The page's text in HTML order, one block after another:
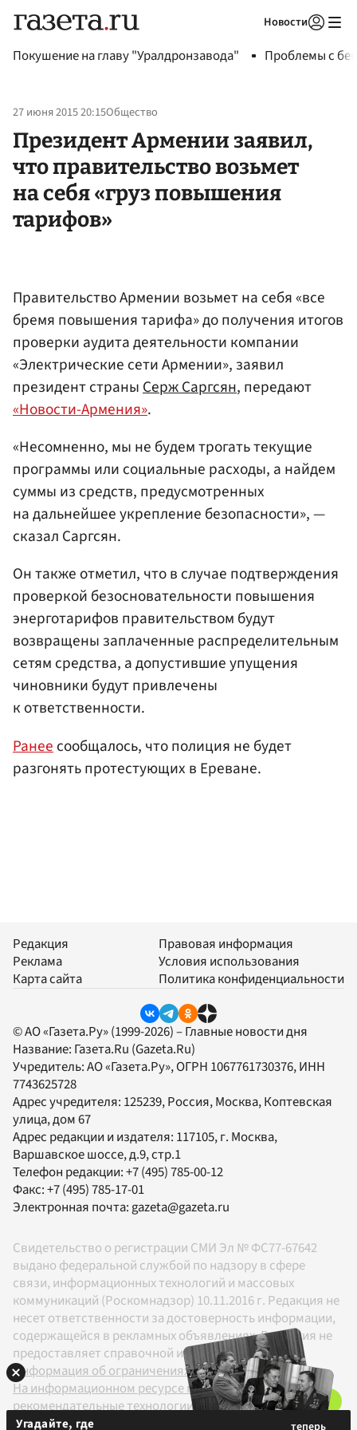
Новости
Покушение на главу "Уралдронзавода" Проблемы с
27 июня 2015 20:15Общество
Президент Армении заявил,
что правительство возьмет
на себя «груз повышения
тарифов»
Правительство Армении возьмет на себя «все
бремя повышения тарифа» до получения итогов
проверки аудита деятельности компании
«Электрические сети Армении», заявил
президент страныСерж Саргсян, передают
«Новости-Армения».
«Несомненно, мы не будем трогать текущие
программы или социальные расходы, а найдем
суммы из средств, предусмотренных
на дальнейшее укрепление безопасности», —
сказал Саргсян.
Он также отметил, что в случае подтверждения
проверкой безосновательности повышения
энерготарифов правительством будут
возвращены заплаченные распределительным
сетям средства, а допустившие упущения
чиновники будут привлечены
к ответственности.
Ранее сообщалось, что полиция не будет
разгонять протестующих в Ереване.
Редакция
Реклама
Карта сайта
Правовая информация
Условия использования
Политика конфиденциальности
© АО «Газета.Ру» (1999-2026) – Главные новости дня
Название: Газета.Ru (Gazeta.Ru)
Учредитель:АО «Газета.Ру», ОГРН 1067761730376, ИНН
7743625728
Адрес учредителя: 125239, Россия, Москва, Коптевская
улица, дом 67
Адрес редакции и издателя: 117105, г. Москва,
Варшавское шоссе, д.9, стр.1
Телефон редакции:+7 (495) 785-00-12
Факс:+7 (495) 785-17-01
Электронная почта:gazeta@gazeta.ru
Свидетельство о регистрации СМИ Эл № ФС77-67642
выдано федеральной службой по надзору в сфере
связи, информационных технологий и массовых
коммуникаций (Роскомнадзор) 10.11.2016 г. Редакция не
несет ответственности за достоверность информации,
содержащейся в рекламных объявлениях. Редакция не
предоставляет справочной информации.
Информация об ограничениях
На информационном ресурсе применяются
рекомендательные технологии в соответствии с
Правилами
Угадайте, где